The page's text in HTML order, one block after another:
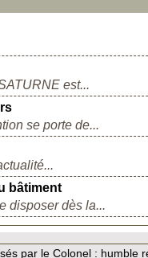
est...
se porte de...
bâtiment
disposer dès la...
par le Colonel : humble